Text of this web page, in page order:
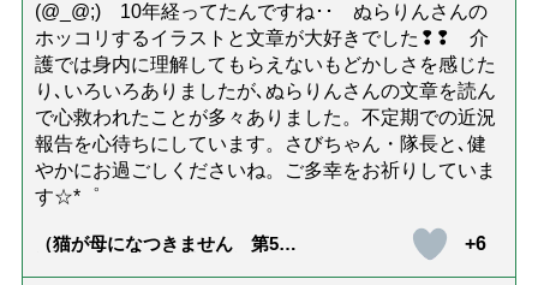
(@_@;) 10年経ってたんですね･･ ぬらりんさんの
ホッコリするイラストと文章が大好きでした❢❢ 介
護では身内に理解してもらえないもどかしさを感じた
り､いろいろありましたが､ぬらりんさんの文章を読ん
で心救われたことが多々ありました。不定期での近況
報告を心待ちにしています。さびちゃん・隊長と､健
やかにお過ごしくださいね。ご多幸をお祈りしていま
す☆*゜
（猫が母になつきません 第500
+6